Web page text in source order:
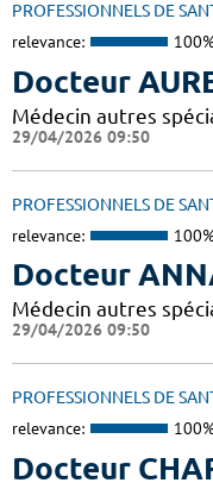
PROFESSIONNELS DE
relevance:
Docteur
Médecin autres
29/04/2026 09:50
PROFESSIONNELS DE
relevance:
Docteur
Médecin autres
29/04/2026 09:50
PROFESSIONNELS DE
relevance:
Docteur